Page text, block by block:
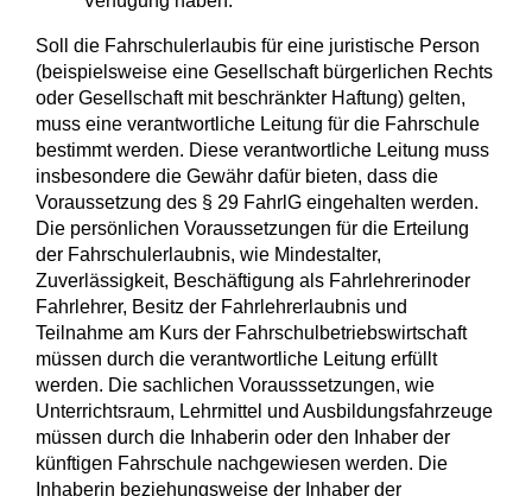
Soll die Fahrschulerlaubis für eine juristische Person
(beispielsweise eine Gesellschaft bürgerlichen Rechts
oder Gesellschaft mit beschränkter Haftung) gelten,
muss eine verantwortliche Leitung für die Fahrschule
bestimmt werden. Diese verantwortliche Leitung muss
insbesondere die Gewähr dafür bieten, dass die
Voraussetzung des § 29 FahrlG eingehalten werden.
Die persönlichen Voraussetzungen für die Erteilung
der Fahrschulerlaubnis, wie Mindestalter,
Zuverlässigkeit, Beschäftigung als Fahrlehrerinoder
Fahrlehrer, Besitz der Fahrlehrerlaubnis und
Teilnahme am Kurs der Fahrschulbetriebswirtschaft
müssen durch die verantwortliche Leitung erfüllt
werden. Die sachlichen Vorausssetzungen, wie
Unterrichtsraum, Lehrmittel und Ausbildungsfahrzeuge
müssen durch die Inhaberin oder den Inhaber der
künftigen Fahrschule nachgewiesen werden. Die
Inhaberin beziehungsweise der Inhaber der